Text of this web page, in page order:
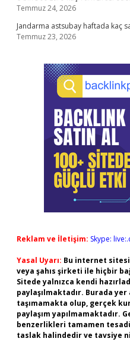
Temmuz 24, 2026
Jandarma astsubay haftada kaç
Temmuz 23, 2026
Reklam ve İletişim: Skype:
Yasal Uyarı: Bu internet
veya şahıs şirketi ile hiçbir
Sitede yalnızca kendi
paylaşılmaktadır. Burada
taşımamakta olup, gerçek
paylaşım yapılmamaktadır.
benzerlikleri tamamen
taslak halindedir ve tavsiye